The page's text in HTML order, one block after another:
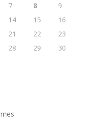
7 8
9
14 15
16
21 22
23
28 29
30